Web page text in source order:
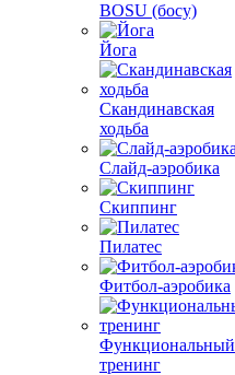
BOSU (босу)
Йога
Скандинавская
ходьба
Слайд-аэробика
Скиппинг
Пилатес
Фитбол-аэробика
Функциональный
тренинг